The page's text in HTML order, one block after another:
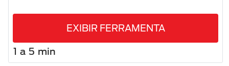
EXIBIR FERRAMENTA
1 a 5 min